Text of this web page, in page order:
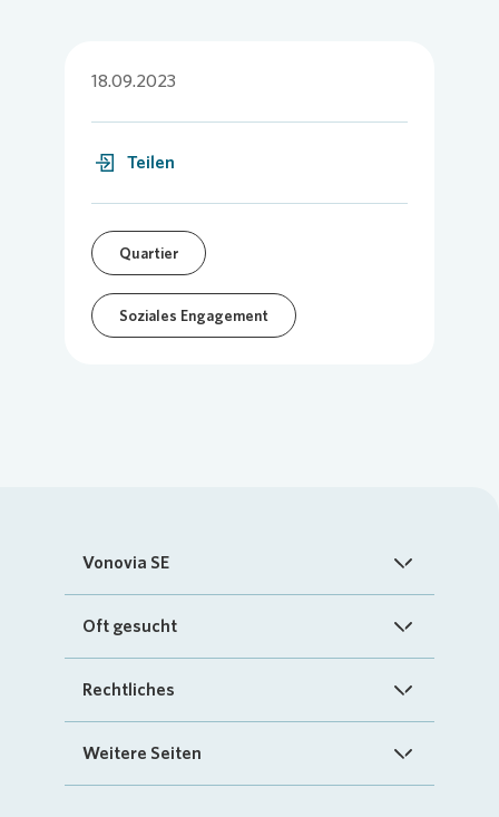
18.09.2023
Teilen
Quartier
Soziales Engagement
Vonovia SE
Startseite
Investoren
Oft gesucht
FAQ
„Mein Vonovia“ App
Rechtliches
Impressum
Weitere Seiten